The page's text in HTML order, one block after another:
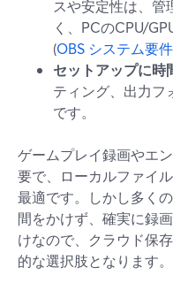
スや安定性は、管
く、PCのCPU/
(OBS システム要件
セットアップに時
ティング、出力フ
です。
ゲームプレイ録画やエ
要で、ローカルファイ
最適です。しかし多く
間をかけず、確実に録
けなので、クラウド保
的な選択肢となります。